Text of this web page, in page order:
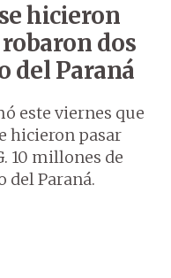
hicieron
dos
del Paraná
este viernes que
hicieron pasar
10 millones de
del Paraná.